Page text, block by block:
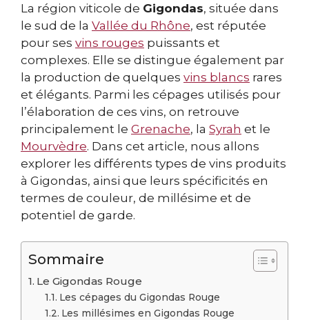
La région viticole de Gigondas, située dans
le sud de la Vallée du Rhône, est réputée
pour ses vins rouges puissants et
complexes. Elle se distingue également par
la production de quelques vins blancs rares
et élégants. Parmi les cépages utilisés pour
l’élaboration de ces vins, on retrouve
principalement le Grenache, la Syrah et le
Mourvèdre. Dans cet article, nous allons
explorer les différents types de vins produits
à Gigondas, ainsi que leurs spécificités en
termes de couleur, de millésime et de
potentiel de garde.
Sommaire
Le Gigondas Rouge
Les cépages du Gigondas Rouge
Les millésimes en Gigondas Rouge